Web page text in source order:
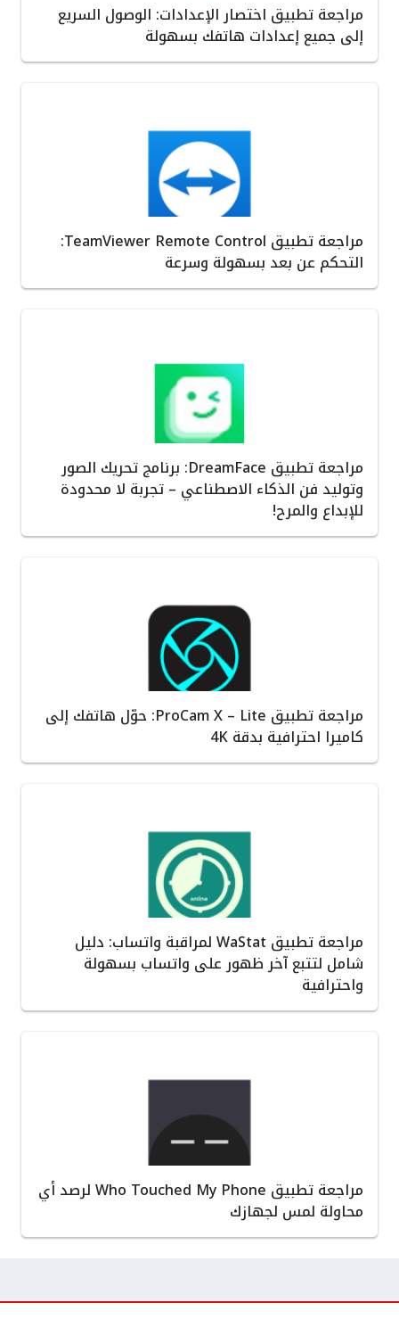
مراجعة تطبيق اختصار الإعدادات: الوصول السريع
إلى جميع إعدادات هاتفك بسهولة
مراجعة تطبيق TeamViewer Remote Control:
التحكم عن بعد بسهولة وسرعة
مراجعة تطبيق DreamFace: برنامج تحريك الصور
وتوليد فن الذكاء الاصطناعي – تجربة لا محدودة
للإبداع والمرح!
مراجعة تطبيق ProCam X – Lite: حوّل هاتفك إلى
كاميرا احترافية بدقة 4K
مراجعة تطبيق WaStat لمراقبة واتساب: دليل
شامل لتتبع آخر ظهور على واتساب بسهولة
واحترافية
مراجعة تطبيق Who Touched My Phone لرصد أي
محاولة لمس لجهازك